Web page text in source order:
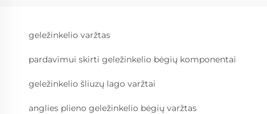
geležinkelio varžtas
pardavimui skirti geležinkelio bėgių komponentai
geležinkelio šliuzų lago varžtai
anglies plieno geležinkelio bėgių varžtas